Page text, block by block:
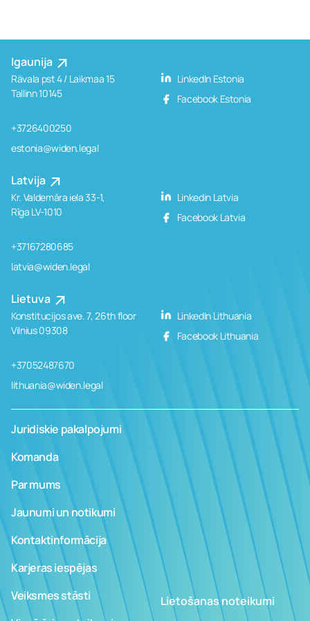
Igaunija
Rävala pst 4 / Laikmaa 15
Tallinn 10145
+3726400250
estonia@widen.legal
LinkedIn Estonia
Facebook Estonia
Latvija
Kr. Valdemāra iela 33-1,
Rīga LV-1010
+37167280685
latvia@widen.legal
Linkedin Latvia
Facebook Latvia
Lietuva
Konstitucijos ave. 7, 26th floor
Vilnius 09308
+37052487670
lithuania@widen.legal
LinkedIn Lithuania
Facebook Lithuania
Juridiskie pakalpojumi
Komanda
Par mums
Jaunumi un notikumi
Kontaktinformācija
Karjeras iespējas
Veiksmes stāsti
Lietošanas noteikumi